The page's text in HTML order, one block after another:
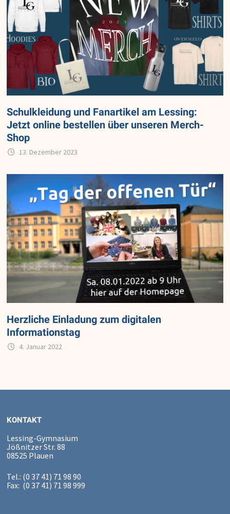
Schulkleidung und Fanartikel am Lessing:
Jetzt online bestellen über unseren Merch-
Shop
13. Dezember 2023
Herzliche Einladung zum digitalen
Informationstag
4. Januar 2022
KONTAKT
Lessing-Gymnasium
Jößnitzer Str. 88
08525 Plauen
Tel.: (0 37 41) 71 98 90
Fax: (0 37 41) 71 98 999